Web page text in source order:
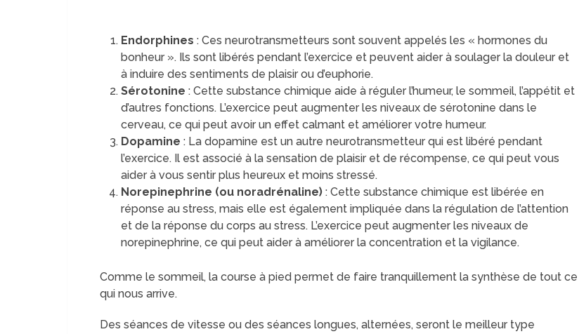
Endorphines : Ces neurotransmetteurs sont souvent appelés les « hormones du
bonheur ». Ils sont libérés pendant l’exercice et peuvent aider à soulager la douleur et
à induire des sentiments de plaisir ou d’euphorie.
Sérotonine : Cette substance chimique aide à réguler l’humeur, le sommeil, l’appétit et
d’autres fonctions. L’exercice peut augmenter les niveaux de sérotonine dans le
cerveau, ce qui peut avoir un effet calmant et améliorer votre humeur.
Dopamine : La dopamine est un autre neurotransmetteur qui est libéré pendant
l’exercice. Il est associé à la sensation de plaisir et de récompense, ce qui peut vous
aider à vous sentir plus heureux et moins stressé.
Norepinephrine (ou noradrénaline) : Cette substance chimique est libérée en
réponse au stress, mais elle est également impliquée dans la régulation de l’attention
et de la réponse du corps au stress. L’exercice peut augmenter les niveaux de
norepinephrine, ce qui peut aider à améliorer la concentration et la vigilance.
Comme le sommeil, la course à pied permet de faire tranquillement la synthèse de tout ce
qui nous arrive.
Des séances de vitesse ou des séances longues, alternées, seront le meilleur type